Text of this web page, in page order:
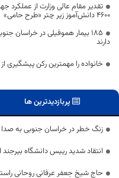
تقدیر مقام عالی وزارت از
۴۶۰۰ دانش‌آموز زیر چتر «طرح حامی»
۱۸۵ بیمار هموفیلی در
دارند
خانواده را مهمترین رکن پیشگیری
پربازدیدترین ها
زنگ خطر در خراسان جنوبی به صدا
انتقاد شدید رییس دانشگاه
حاج شیخ جعفر عرفانی روحانی